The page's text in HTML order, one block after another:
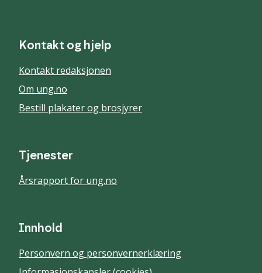
Kontakt og hjelp
Kontakt redaksjonen
Om ung.no
Bestill plakater og brosjyrer
Tjenester
Årsrapport for ung.no
Innhold
Personvern og personvernerklæring